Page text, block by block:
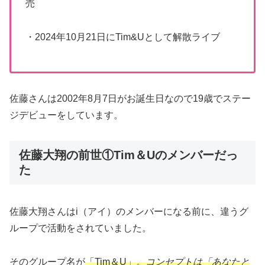
売
・2024年10月21日にTim&Uとして解散ライブ
佐藤さんは2002年8月7日がお誕生日なので19歳でステー
ジデビューをしています。
佐藤大翔の前世①Tim＆Uのメンバーだっ
た
佐藤大翔さんはi（アイ）のメンバーになる前に、違うグ
ループで活動をされていました。
そのグループ名が「Tim＆U」。コンセプトは「あなたと